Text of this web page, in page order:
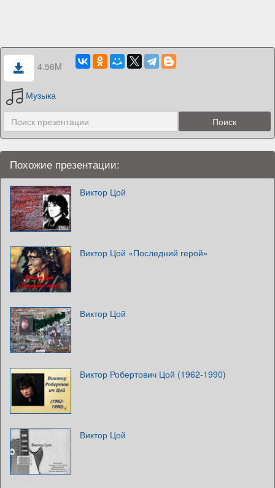
4.56M
Музыка
Похожие презентации:
Виктор Цой
Виктор Цой «Последний герой»
Виктор Цой
Виктор Робертович Цой (1962-1990)
Виктор Цой